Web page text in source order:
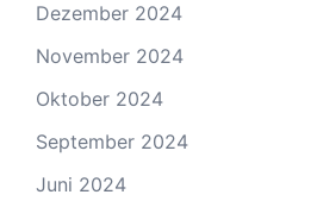
Dezember 2024
November 2024
Oktober 2024
September 2024
Juni 2024